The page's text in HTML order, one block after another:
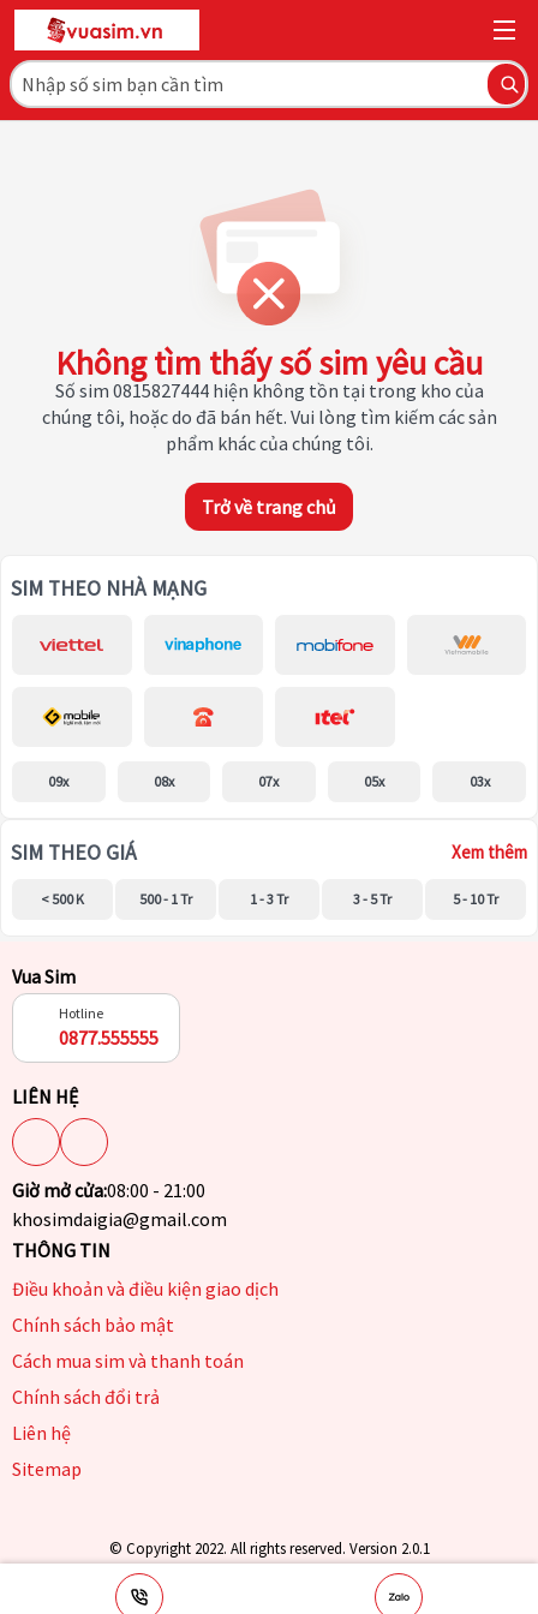
Không tìm thấy số sim yêu cầu
Số sim 0815827444 hiện không tồn tại trong kho của
chúng tôi, hoặc do đã bán hết. Vui lòng tìm kiếm các sản
phẩm khác của chúng tôi.
Trở về trang chủ
SIM THEO NHÀ MẠNG
09x 08x 07x 05x 03x
SIM THEO GIÁ Xem thêm
< 500 K 500 - 1 Tr 1 - 3 Tr 3 - 5 Tr 5 - 10 Tr
Vua Sim
Hotline
0877.555555
LIÊN HỆ
Giờ mở cửa:08:00 - 21:00
khosimdaigia@gmail.com
THÔNG TIN
Điều khoản và điều kiện giao dịch
Chính sách bảo mật
Cách mua sim và thanh toán
Chính sách đổi trả
Liên hệ
Sitemap
© Copyright 2022. All rights reserved. Version 2.0.1